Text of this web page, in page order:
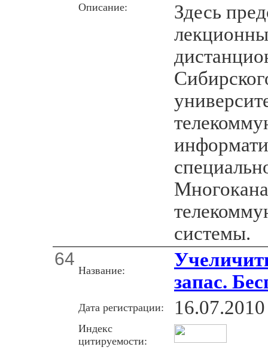
Описание:
Здесь
системы.
64
Название:
запас.
Дата регистрации: 16.07.2010
Индекс
цитируемости: